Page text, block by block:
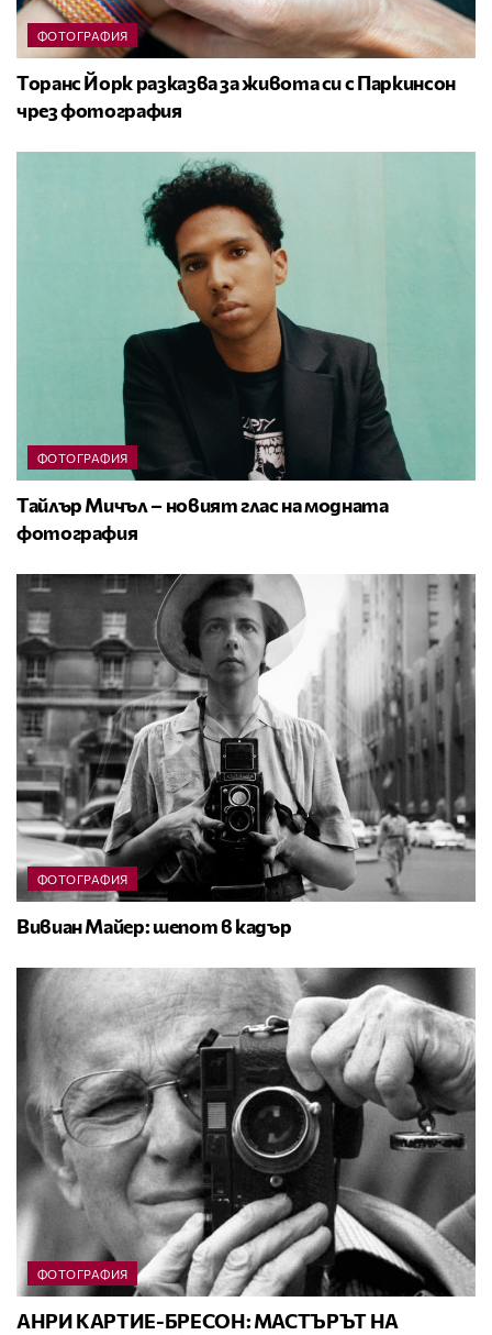
ФОТОГРАФИЯ
Торанс Йорк разказва за живота си с Паркинсон
чрез фотография
ФОТОГРАФИЯ
Тайлър Мичъл – новият глас на модната
фотография
ФОТОГРАФИЯ
Вивиан Майер: шепот в кадър
ФОТОГРАФИЯ
АНРИ КАРТИЕ-БРЕСОН: МАСТЪРЪТ НА